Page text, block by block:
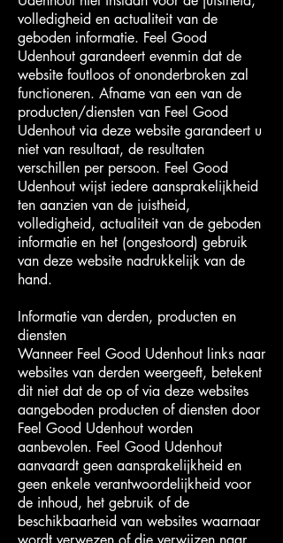
volledigheid en actualiteit van de
geboden informatie. Feel Good
Udenhout garandeert evenmin dat de
website foutloos of ononderbroken zal
functioneren. Afname van een van de
producten/diensten van Feel Good
Udenhout via deze website garandeert u
niet van resultaat, de resultaten
verschillen per persoon. Feel Good
Udenhout wijst iedere aansprakelijkheid
ten aanzien van de juistheid,
volledigheid, actualiteit van de geboden
informatie en het (ongestoord) gebruik
van deze website nadrukkelijk van de
hand.
Informatie van derden, producten en
diensten
Wanneer Feel Good Udenhout links naar
websites van derden weergeeft, betekent
dit niet dat de op of via deze websites
aangeboden producten of diensten door
Feel Good Udenhout worden
aanbevolen. Feel Good Udenhout
aanvaardt geen aansprakelijkheid en
geen enkele verantwoordelijkheid voor
de inhoud, het gebruik of de
beschikbaarheid van websites waarnaar